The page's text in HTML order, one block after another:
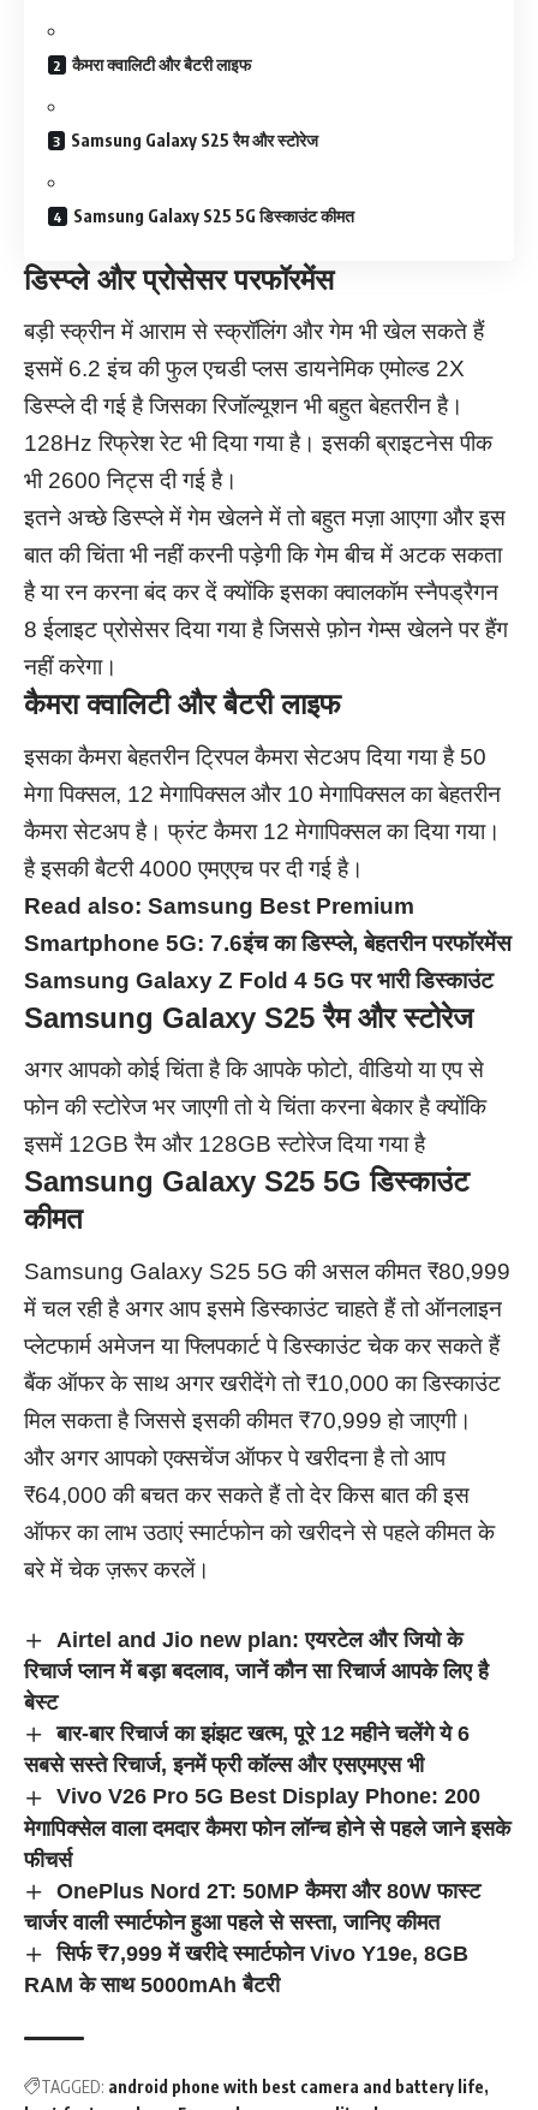
कैमरा क्वालिटी और बैटरी लाइफ
Samsung Galaxy S25 रैम और स्टोरेज
Samsung Galaxy S25 5G डिस्काउंट कीमत
डिस्प्ले और प्रोसेसर परफॉरमेंस
बड़ी स्क्रीन में आराम से स्क्रॉलिंग और गेम भी खेल सकते हैं
इसमें 6.2 इंच की फुल एचडी प्लस डायनेमिक एमोल्ड 2X
डिस्प्ले दी गई है जिसका रिजॉल्यूशन भी बहुत बेहतरीन है।
128Hz रिफ्रेश रेट भी दिया गया है। इसकी ब्राइटनेस पीक
भी 2600 निट्स दी गई है।
इतने अच्छे डिस्प्ले में गेम खेलने में तो बहुत मज़ा आएगा और इस
बात की चिंता भी नहीं करनी पड़ेगी कि गेम बीच में अटक सकता
है या रन करना बंद कर दें क्योंकि इसका क्वालकॉम स्नैपड्रैगन
8 ईलाइट प्रोसेसर दिया गया है जिससे फ़ोन गेम्स खेलने पर हैंग
नहीं करेगा।
कैमरा क्वालिटी और बैटरी लाइफ
इसका कैमरा बेहतरीन ट्रिपल कैमरा सेटअप दिया गया है 50
मेगा पिक्सल, 12 मेगापिक्सल और 10 मेगापिक्सल का बेहतरीन
कैमरा सेटअप है। फ्रंट कैमरा 12 मेगापिक्सल का दिया गया।
है इसकी बैटरी 4000 एमएएच पर दी गई है।
Read also: Samsung Best Premium
Smartphone 5G: 7.6इंच का डिस्प्ले, बेहतरीन परफॉरमेंस
Samsung Galaxy Z Fold 4 5G पर भारी डिस्काउंट
Samsung Galaxy S25रैम और स्टोरेज
अगर आपको कोई चिंता है कि आपके फोटो, वीडियो या एप से
फोन की स्टोरेज भर जाएगी तो ये चिंता करना बेकार है क्योंकि
इसमें 12GB रैम और 128GB स्टोरेज दिया गया है
Samsung Galaxy S25 5G डिस्काउंट
कीमत
Samsung Galaxy S25 5G की असल कीमत ₹80,999
में चल रही है अगर आप इसमे डिस्काउंट चाहते हैं तो ऑनलाइन
प्लेटफार्म अमेजन या फ्लिपकार्ट पे डिस्काउंट चेक कर सकते हैं
बैंक ऑफर के साथ अगर खरीदेंगे तो ₹10,000 का डिस्काउंट
मिल सकता है जिससे इसकी कीमत ₹70,999 हो जाएगी।
और अगर आपको एक्सचेंज ऑफर पे खरीदना है तो आप
₹64,000 की बचत कर सकते हैं तो देर किस बात की इस
ऑफर का लाभ उठाएं स्मार्टफोन को खरीदने से पहले कीमत के
बरे में चेक ज़रूर करलें।
Airtel and Jio new plan: एयरटेल और जियो के
रिचार्ज प्लान में बड़ा बदलाव, जानें कौन सा रिचार्ज आपके लिए है
बेस्ट
बार-बार रिचार्ज का झंझट खत्म, पूरे 12 महीने चलेंगे ये 6
सबसे सस्ते रिचार्ज, इनमें फ्री कॉल्स और एसएमएस भी
Vivo V26 Pro 5G Best Display Phone: 200
मेगापिक्सेल वाला दमदार कैमरा फोन लॉन्च होने से पहले जाने इसके
फीचर्स
OnePlus Nord 2T: 50MP कैमरा और 80W फास्ट
चार्जर वाली स्मार्टफोन हुआ पहले से सस्ता, जानिए कीमत
सिर्फ ₹7,999 में खरीदे स्मार्टफोन Vivo Y19e, 8GB
RAM के साथ 5000mAh बैटरी
TAGGED: android phone with best camera and battery life